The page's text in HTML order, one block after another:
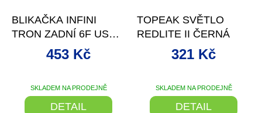
BLIKAČKA INFINI
TRON ZADNÍ 6F USB
SKLADEM NA PRODEJNĚ
453 Kč
DETAIL
TOPEAK SVĚTLO
REDLITE II ČERNÁ
SKLADEM NA PRODEJNĚ
321 Kč
DETAIL